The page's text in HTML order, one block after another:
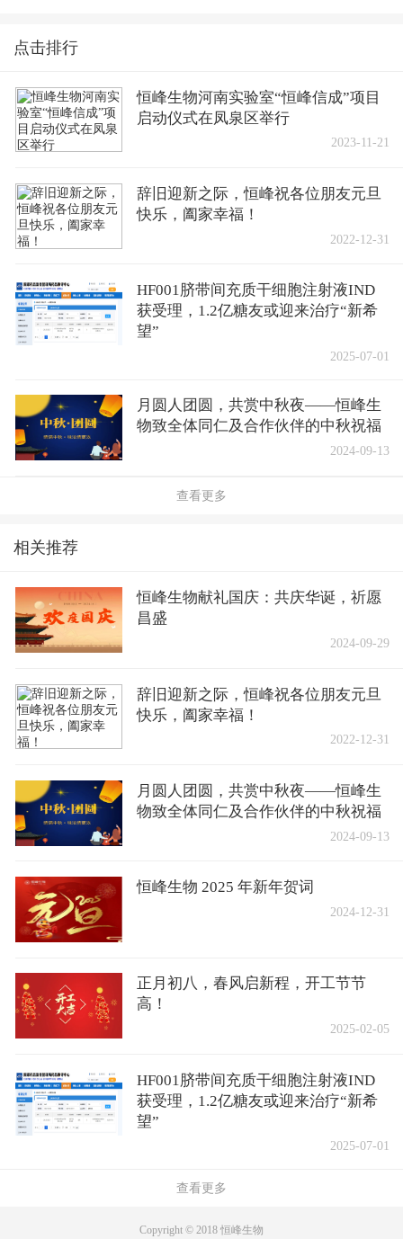
点击排行
恒峰生物河南实验室“恒峰信成”项目
启动仪式在凤泉区举行
2023-11-21
辞旧迎新之际，恒峰祝各位朋友元旦
快乐，阖家幸福！
2022-12-31
HF001脐带间充质干细胞注射液IND
获受理，1.2亿糖友或迎来治疗“新希
望”
2025-07-01
月圆人团圆，共赏中秋夜——恒峰生
物致全体同仁及合作伙伴的中秋祝福
2024-09-13
查看更多
相关推荐
恒峰生物献礼国庆：共庆华诞，祈愿
昌盛
2024-09-29
辞旧迎新之际，恒峰祝各位朋友元旦
快乐，阖家幸福！
2022-12-31
月圆人团圆，共赏中秋夜——恒峰生
物致全体同仁及合作伙伴的中秋祝福
2024-09-13
恒峰生物 2025 年新年贺词
2024-12-31
正月初八，春风启新程，开工节节
高！
2025-02-05
HF001脐带间充质干细胞注射液IND
获受理，1.2亿糖友或迎来治疗“新希
望”
2025-07-01
查看更多
Copyright © 2018 恒峰生物